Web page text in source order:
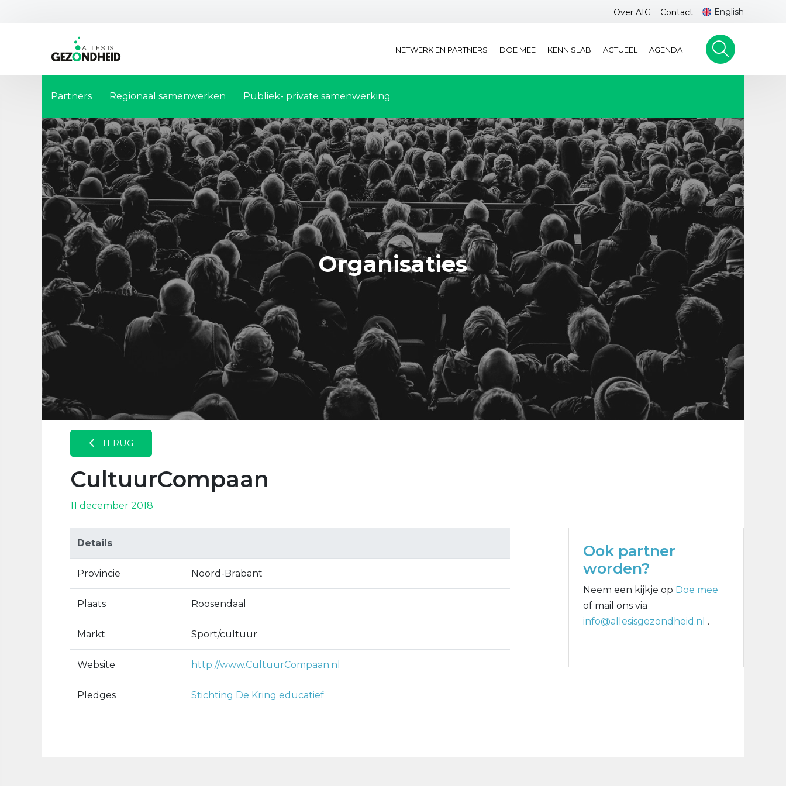
Over AIG Contact English
NETWERK EN PARTNERS DOE MEE KENNISLAB ACTUEEL AGENDA
Partners Regionaal samenwerken Publiek- private samenwerking
Organisaties
TERUG
CultuurCompaan
11 december 2018
Details
Provincie Noord-Brabant
Plaats Roosendaal
Markt Sport/cultuur
Website http://www.CultuurCompaan.nl
Pledges Stichting De Kring educatief
Ook partner
worden?
Neem een kijkje op Doe mee
of mail ons via
info@allesisgezondheid.nl .